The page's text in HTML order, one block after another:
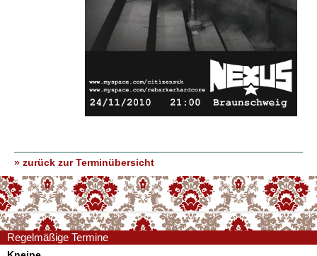
» zurück zur Terminübersicht
Regelmäßige Termine